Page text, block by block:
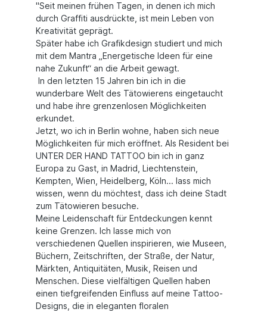
"Seit meinen frühen Tagen, in denen ich mich
durch Graffiti ausdrückte, ist mein Leben von
Kreativität geprägt.
Später habe ich Grafikdesign studiert und mich
mit dem Mantra „Energetische Ideen für eine
nahe Zukunft“ an die Arbeit gewagt.
In den letzten 15 Jahren bin ich in die
wunderbare Welt des Tätowierens eingetaucht
und habe ihre grenzenlosen Möglichkeiten
erkundet.
Jetzt, wo ich in Berlin wohne, haben sich neue
Möglichkeiten für mich eröffnet. Als Resident bei
UNTER DER HAND TATTOO bin ich in ganz
Europa zu Gast, in Madrid, Liechtenstein,
Kempten, Wien, Heidelberg, Köln... lass mich
wissen, wenn du möchtest, dass ich deine Stadt
zum Tätowieren besuche.
Meine Leidenschaft für Entdeckungen kennt
keine Grenzen. Ich lasse mich von
verschiedenen Quellen inspirieren, wie Museen,
Büchern, Zeitschriften, der Straße, der Natur,
Märkten, Antiquitäten, Musik, Reisen und
Menschen. Diese vielfältigen Quellen haben
einen tiefgreifenden Einfluss auf meine Tattoo-
Designs, die in eleganten floralen